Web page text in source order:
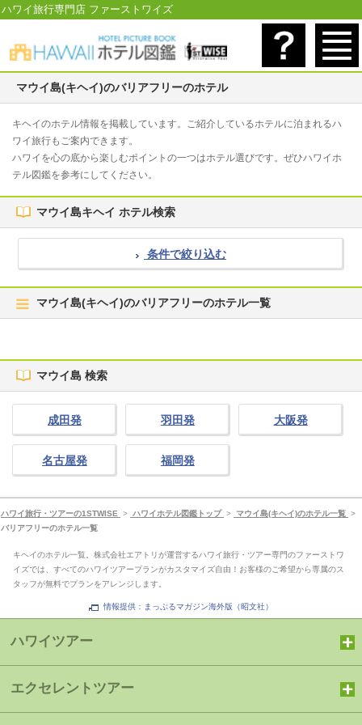
ハワイ旅行専門店 ファーストワイズ
マウイ島(キヘイ)のバリアフリーのホテル
キヘイのホテル情報を掲載しています。ご紹介しているホテルに泊まれるハ
ワイ旅行もご案内できます。
ハワイを心の底から楽しむポイントの一つはホテル選びです。ぜひハワイホ
テル図鑑を参考にしてください。
マウイ島キヘイ ホテル検索
条件で絞り込む
マウイ島(キヘイ)のバリアフリーのホテル一覧
マウイ島 検索
成田発 羽田発 大阪発
名古屋発 福岡発
ハワイ旅行・ツアーの1STWISE > ハワイホテル図鑑トップ > マウイ島(キヘイ)のホテル一覧 >
バリアフリーのホテル一覧
キヘイのホテル一覧。株式会社エアトリが運営するハワイ旅行・ツアー専門のファーストワ
イズでは、すべてのハワイツアープランがカスタマイズ自由！お客様のご希望から専属のス
タッフが無料でプランをアレンジします。
情報提供：まっぷるマガジン海外版（昭文社）
ハワイツアー
エクセレントツアー